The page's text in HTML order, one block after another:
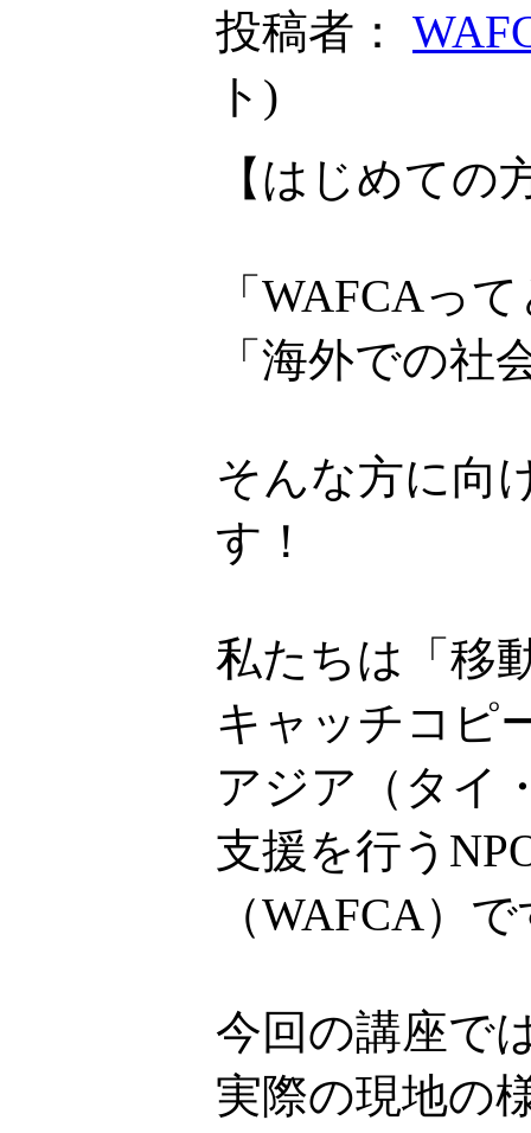
投稿者：
ト )
【はじめての
「WAFCAっ
「海外での社
そんな方に向
す！
私たちは「移
キャッチコピ
アジア（タイ
支援を行う
（WAFCA）
今回の講座で
実際の現地の